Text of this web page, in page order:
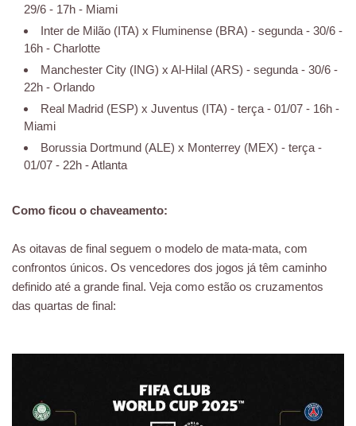
29/6 - 17h - Miami
Inter de Milão (ITA) x Fluminense (BRA) - segunda - 30/6 -
16h - Charlotte
Manchester City (ING) x Al-Hilal (ARS) - segunda - 30/6 -
22h - Orlando
Real Madrid (ESP) x Juventus (ITA) - terça - 01/07 - 16h -
Miami
Borussia Dortmund (ALE) x Monterrey (MEX) - terça -
01/07 - 22h - Atlanta
Como ficou o chaveamento:
As oitavas de final seguem o modelo de mata-mata, com
confrontos únicos. Os vencedores dos jogos já têm caminho
definido até a grande final. Veja como estão os cruzamentos
das quartas de final: